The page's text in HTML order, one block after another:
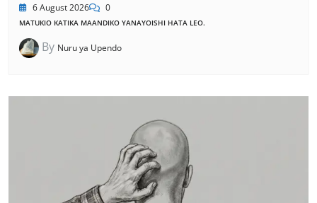
6 August 2026 0
MATUKIO KATIKA MAANDIKO YANAYOISHI HATA LEO.
By Nuru ya Upendo